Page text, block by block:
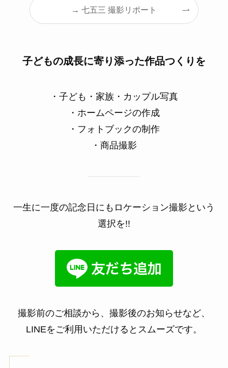
→ 七五三 撮影リポート
子どもの成長に寄り添った作品つくりを
・子ども・家族・カップル写真
・ホームページの作成
・フォトブックの制作
・商品撮影
一生に一度の記念日にもロケーション撮影という
選択を!!
撮影前のご相談から、撮影後のお知らせなど、
LINEをご利用いただけるとスムーズです。